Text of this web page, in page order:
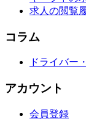
求人の閲覧
コラム
ドライバー
アカウント
会員登録